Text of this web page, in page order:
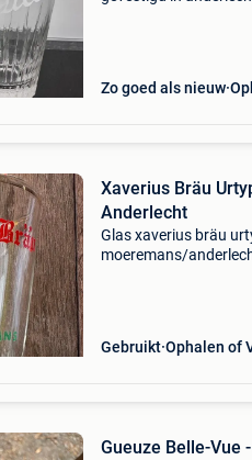
Zo goed als nieuw
Xaverius Bräu
Anderlecht
Glas xaverius bräu
moeremans/
Gebruikt Ophalen of
Gueuze Belle-Vue